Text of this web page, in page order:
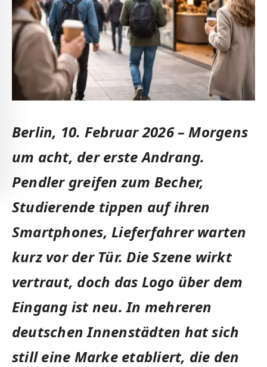
Berlin, 10. Februar 2026 – Morgens
um acht, der erste Andrang.
Pendler greifen zum Becher,
Studierende tippen auf ihren
Smartphones, Lieferfahrer warten
kurz vor der Tür. Die Szene wirkt
vertraut, doch das Logo über dem
Eingang ist neu. In mehreren
deutschen Innenstädten hat sich
still eine Marke etabliert, die den